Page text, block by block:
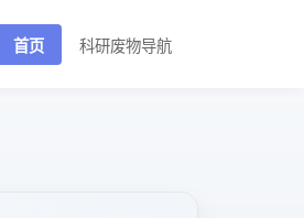
首页 科研废物导航